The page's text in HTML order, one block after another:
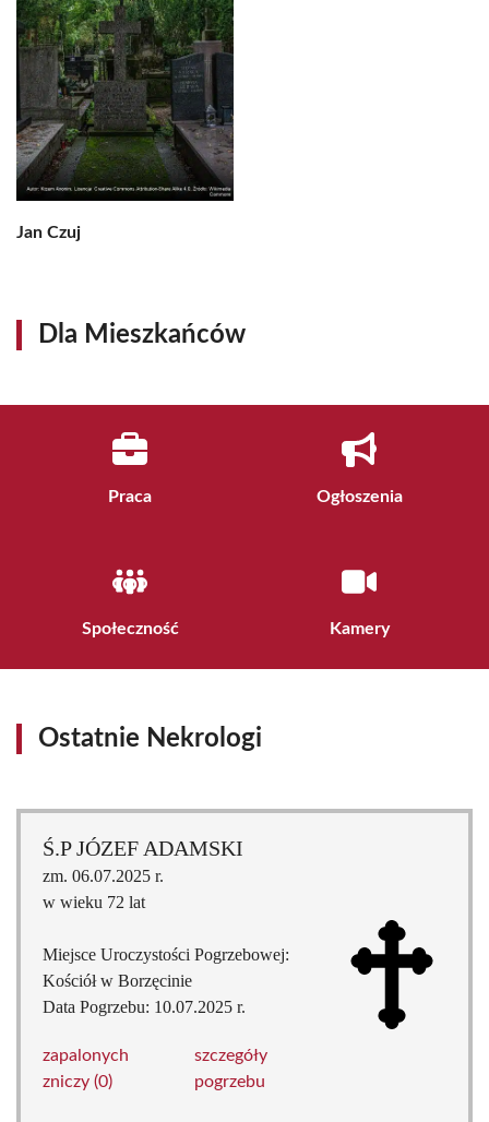
Jan Czuj
Dla Mieszkańców
Praca Ogłoszenia
Społeczność Kamery
Ostatnie Nekrologi
Ś.P JÓZEF ADAMSKI
zm. 06.07.2025 r.
w wieku 72 lat
Miejsce Uroczystości Pogrzebowej:
Kościół w Borzęcinie
Data Pogrzebu: 10.07.2025 r.
zapalonych
zniczy (0)
szczegóły
pogrzebu